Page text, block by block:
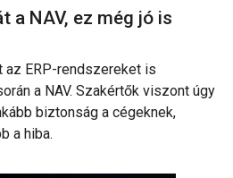
a NAV, ez még jó is
az ERP-rendszereket is
a NAV. Szakértők viszont úgy
biztonság a cégeknek,
a hiba.